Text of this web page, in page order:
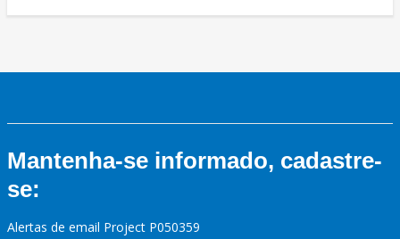
Mantenha-se informado, cadastre-
se:
Alertas de email Project P050359